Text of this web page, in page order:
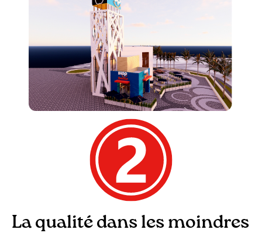
La qualité dans les moindres